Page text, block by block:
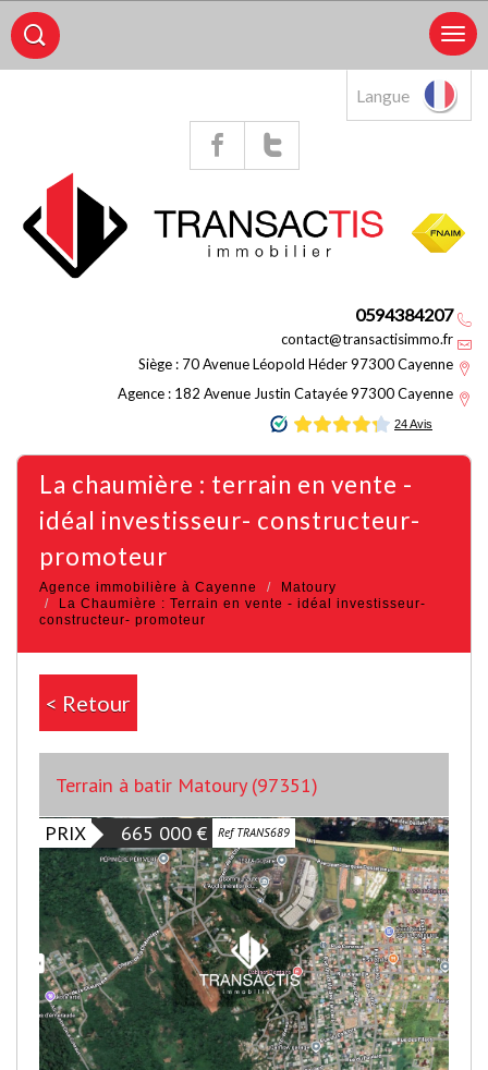
Langue
0594384207
contact@transactisimmo.fr
Siège : 70 Avenue Léopold Héder 97300 Cayenne
Agence : 182 Avenue Justin Catayée 97300 Cayenne
la chaumière : terrain en vente -
idéal investisseur- constructeur-
promoteur
Agence immobilière à Cayenne
Matoury
La Chaumière : Terrain en vente - idéal investisseur-
constructeur- promoteur
< Retour
Terrain à batir Matoury (97351)
PRIX
665 000 € Ref TRANS689